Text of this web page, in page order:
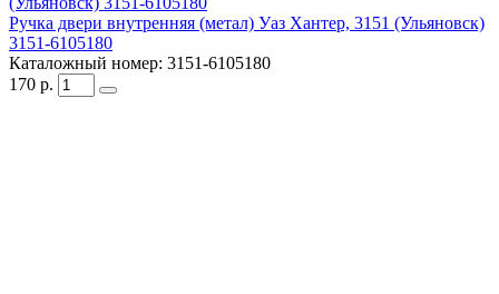
Ручка двери внутренняя (метал) Уаз Хантер, 3151 (Ульяновск)
3151-6105180
Каталожный номер: 3151-6105180
170 р.